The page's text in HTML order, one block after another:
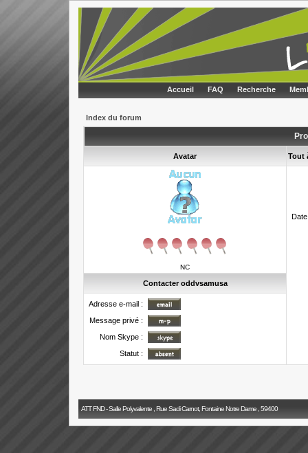
Accueil FAQ Recherche
Index du forum
Avatar Tout
NC
Contacter oddvsamusa
Adresse e-mail :
Message privé :
Nom Skype :
Statut :
ATT FND - Salle Polyvalente , Rue Sadi Carnot, Fontaine Notre Dame , 59400